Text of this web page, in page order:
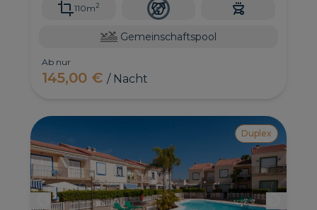
110m2
Gemeinschaftspool
Ab nur
145,00 €/ Nacht
Duplex